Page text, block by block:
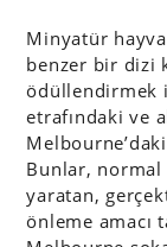
Minyatür
benzer bir dizi
ödüllendirmek
etrafındaki ve
Bunlar, normal
yaratan,
önleme amacı